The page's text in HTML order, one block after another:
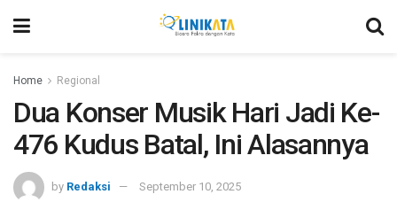
Home Regional
Dua Konser Musik Hari Jadi Ke-
476 Kudus Batal, Ini Alasannya
by Redaksi September 10, 2025